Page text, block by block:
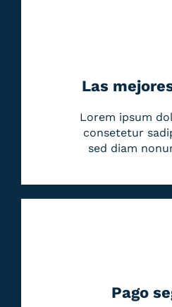
Las
Lorem ipsum
consetetur
sed diam
Pago